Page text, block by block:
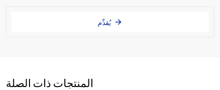
يُقدِّم
المنتجات ذات الصلة